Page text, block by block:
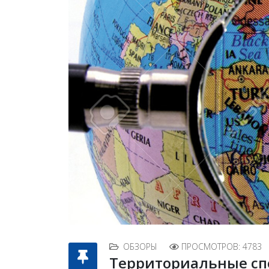
ОБЗОРЫ ПРОСМОТРОВ: 4783
Территориальные